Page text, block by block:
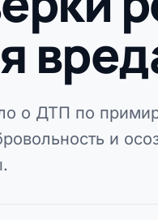
о ДТП по
и